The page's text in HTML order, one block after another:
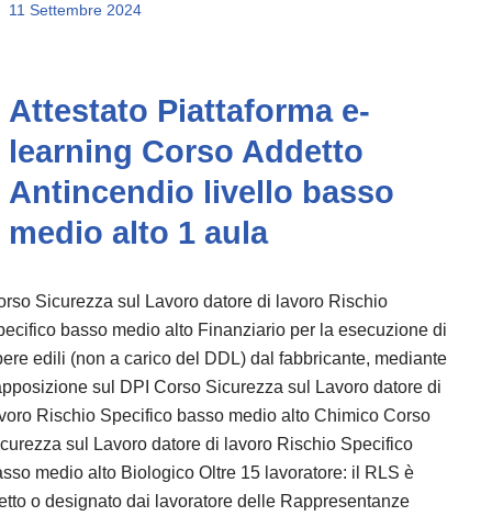
11 Settembre 2024
Attestato Piattaforma e-
learning Corso Addetto
Antincendio livello basso
medio alto 1 aula
Sicurezza sul Lavoro datore di lavoro Rischio
basso medio alto Finanziario per la esecuzione di
edili (non a carico del DDL) dal fabbricante, mediante
sul DPI Corso Sicurezza sul Lavoro datore di
Rischio Specifico basso medio alto Chimico Corso
sul Lavoro datore di lavoro Rischio Specifico
medio alto Biologico Oltre 15 lavoratore: il RLS è
o designato dai lavoratore delle Rappresentanze